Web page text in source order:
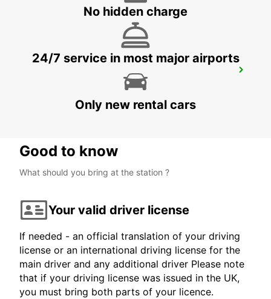
No hidden charge
24/7 service in most major airports
Only new rental cars
Good to know
What should you bring at the station ?
Your valid driver license
If needed - an official translation of your driving
license or an international driving license for the
main driver and any additional driver Please note
that if your driving license was issued in the UK,
you must bring both parts of your licence.